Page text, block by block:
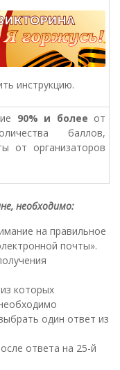
инструкцию.
90% и более от
баллов,
от организаторов
, необходимо:
на правильное
почты».
которых
один ответ из
ответа на 25-й